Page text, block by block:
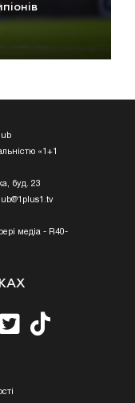
«1+1
буд. 23
медіа - R40-